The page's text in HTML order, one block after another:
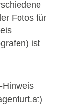
Fotos für
ist
Hinweis
)